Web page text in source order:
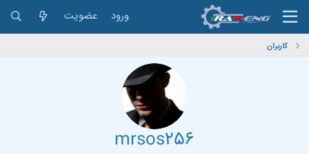
ورود عضویت
کاربران
mrsos256